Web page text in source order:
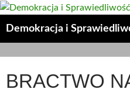
Przejdź
treści
Demokracja i
BRACTWO